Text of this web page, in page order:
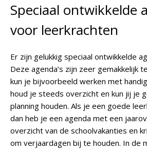
Speciaal ontwikkelde
voor leerkrachten
Er zijn gelukkig speciaal ontwikkelde
Deze agenda’s zijn zeer gemakkelijk
kun je bijvoorbeeld werken met
houd je steeds overzicht en kun jij je
planning houden. Als je een goede
dan heb je een agenda met een
overzicht van de schoolvakanties en
om verjaardagen bij te houden. In de